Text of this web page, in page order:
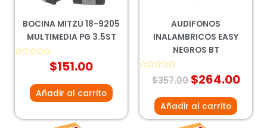
BOCINA MITZU 18-9205
MULTIMEDIA PG 3.5ST
$151.00
Añadir al carrito
AUDIFONOS
INALAMBRICOS EASY
NEGROS BT
Valorado
$357.00 $264.00
Añadir al carrito